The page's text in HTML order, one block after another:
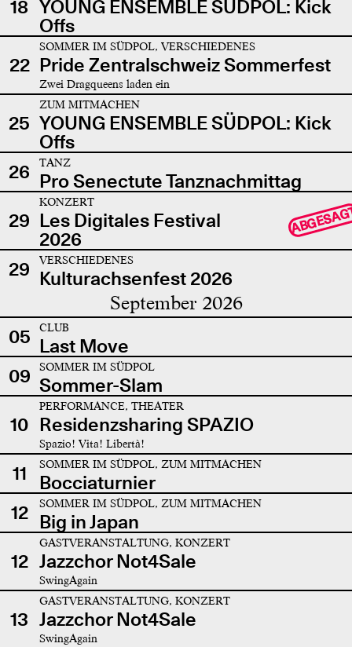
18 YOUNG ENSEMBLE SÜDPOL: Kick
Offs
22
SOMMER IM SÜDPOL, VERSCHIEDENES
Pride Zentralschweiz Sommerfest
Zwei Dragqueens laden ein
25
ZUM MITMACHEN
YOUNG ENSEMBLE SÜDPOL: Kick
Offs
26
TANZ
Pro Senectute Tanznachmittag
29
KONZERT
Les Digitales Festival
2026
29 VERSCHIEDENES
Kulturachsenfest 2026
September 2026
05 CLUB
Last Move
09
SOMMER IM SÜDPOL
Sommer-Slam
10
PERFORMANCE, THEATER
Residenzsharing SPAZIO
Spazio! Vita! Libertà!
11 SOMMER IM SÜDPOL, ZUM MITMACHEN
Bocciaturnier
12
SOMMER IM SÜDPOL, ZUM MITMACHEN
Big in Japan
12
GASTVERANSTALTUNG, KONZERT
Jazzchor Not4Sale
SwingAgain
13
GASTVERANSTALTUNG, KONZERT
Jazzchor Not4Sale
SwingAgain